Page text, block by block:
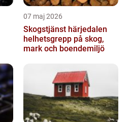
07 maj 2026
Skogstjänst härjedalen
helhetsgrepp på skog,
mark och boendemiljö